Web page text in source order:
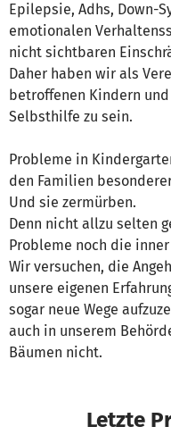
Epilepsie, Adhs, Down-
emotionalen
nicht sichtbaren
Daher haben wir als
betroffenen Kindern
Selbsthilfe zu sein.
Probleme in
den Familien
Und sie zermürben.
Denn nicht allzu selten
Probleme noch die
Wir versuchen, die
unsere eigenen
sogar neue Wege
auch in unserem
Bäumen nicht.
Letzte